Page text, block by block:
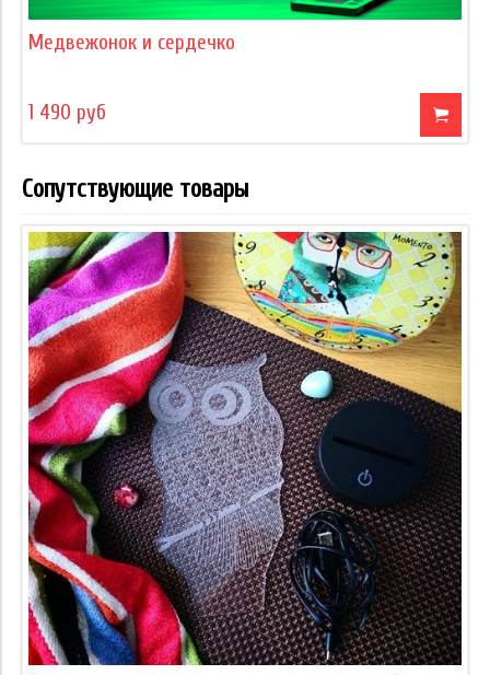
Медвежонок и сердечко
1 490 руб
Сопутствующие товары